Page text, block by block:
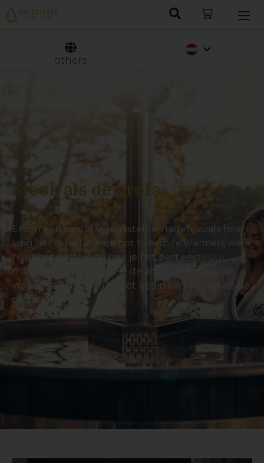
others
Deutsch
Stook als de profs
Er zijn een aantal veelgestelde vragen, zoals hoe
lang het duurt om de hot tub op te warmen, welk
hout het beste is en hoe je het best een vuur
maakt. Hieronder vind je de antwoorden op die
vragen zodat je van bij het begin kan stoken als de
profs.